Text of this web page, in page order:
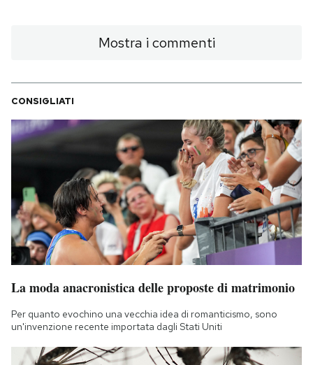
Mostra i commenti
CONSIGLIATI
La moda anacronistica delle proposte di matrimonio
Per quanto evochino una vecchia idea di romanticismo, sono
un'invenzione recente importata dagli Stati Uniti